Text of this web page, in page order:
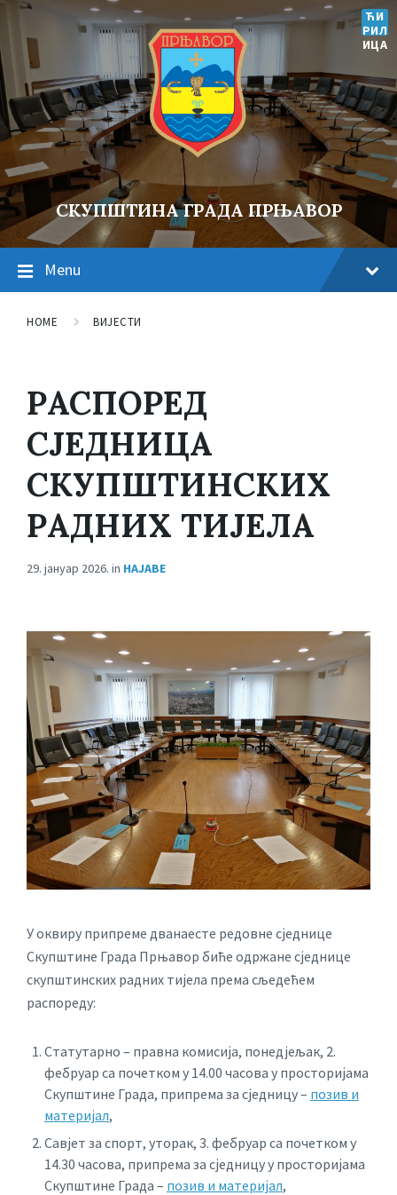
ЋИ
РИЛ
ИЦА
СКУПШТИНА ГРАДА ПРЊАВОР
Menu
HOME ВИЈЕСТИ
РАСПОРЕД
СЈЕДНИЦА
СКУПШТИНСКИХ
РАДНИХ ТИЈЕЛА
29. јануар 2026. in НАЈАВЕ
У оквиру припреме дванаесте редовне сједнице
Скупштине Града Прњавор биће одржане сједнице
скупштинских радних тијела према сљедећем
распореду:
Статутарно – правна комисија, понедјељак, 2.
фебруар са почетком у 14.00 часова у просторијама
Скупштине Града, припрема за сједницу – позив и
материјал,
Савјет за спорт, уторак, 3. фебруар са почетком у
14.30 часова, припрема за сједницу у просторијама
Скупштине Града – позив и материјал,